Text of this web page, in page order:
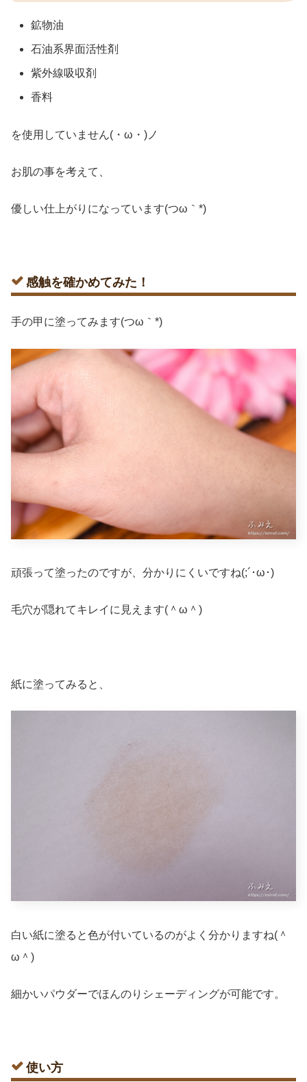
鉱物油
石油系界面活性剤
紫外線吸収剤
香料
を使用していません(・ω・)ノ
お肌の事を考えて、
優しい仕上がりになっています(つω｀*)
感触を確かめてみた！
手の甲に塗ってみます(つω｀*)
頑張って塗ったのですが、分かりにくいですね(;´･ω･)
毛穴が隠れてキレイに見えます(＾ω＾)
紙に塗ってみると、
白い紙に塗ると色が付いているのがよく分かりますね(＾
ω＾)
細かいパウダーでほんのりシェーディングが可能です。
使い方